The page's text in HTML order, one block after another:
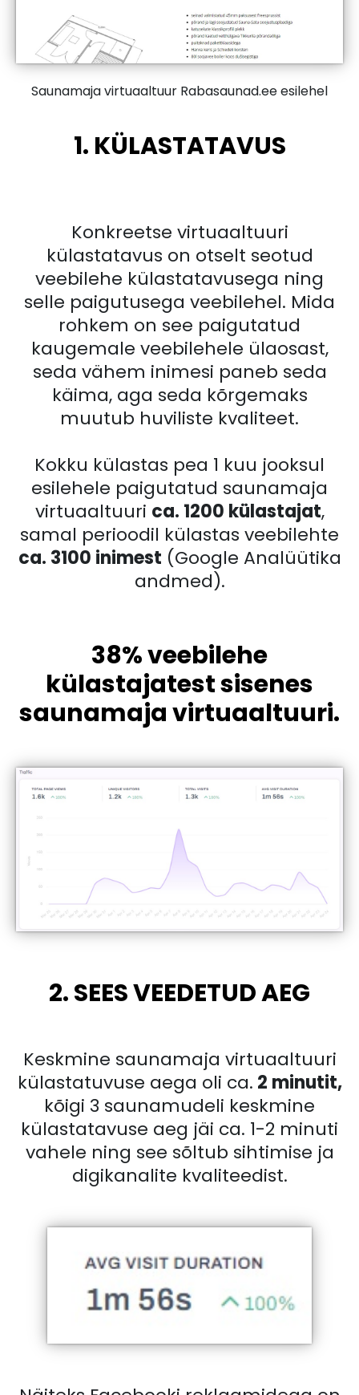
Saunamaja virtuaaltuur Rabasaunad.ee esilehel
1. KÜLASTATAVUS
Konkreetse virtuaaltuuri
külastatavus on otselt seotud
veebilehe külastatavusega ning
selle paigutusega veebilehel. Mida
rohkem on see paigutatud
kaugemale veebilehele ülaosast,
seda vähem inimesi paneb seda
käima, aga seda kõrgemaks
muutub huviliste kvaliteet.
Kokku külastas pea 1 kuu jooksul
esilehele paigutatud saunamaja
virtuaaltuuri ca. 1200 külastajat,
samal perioodil külastas veebilehte
ca. 3100 inimest (Google Analüütika
andmed).
38% veebilehe
külastajatest sisenes
saunamaja virtuaaltuuri.
2. SEES VEEDETUD AEG
Keskmine saunamaja virtuaaltuuri
külastatuvuse aega oli ca. 2 minutit,
kõigi 3 saunamudeli keskmine
külastatavuse aeg jäi ca. 1-2 minuti
vahele ning see sõltub sihtimise ja
digikanalite kvaliteedist.